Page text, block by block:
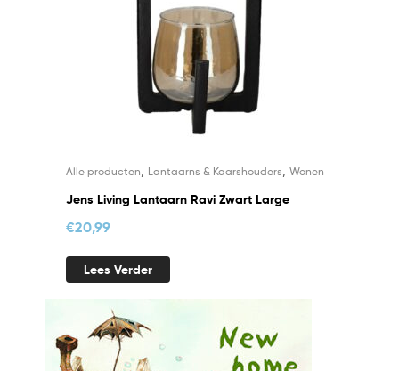
Alle producten Lantaarns & Kaarshouders Wonen
Jens Living Lantaarn Ravi Zwart Large
€20,99
Lees Verder